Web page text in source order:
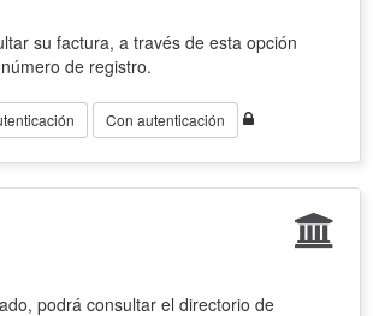
su factura, a través de esta opción
de registro.
Con autenticación
podrá consultar el directorio de